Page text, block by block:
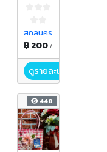
สกลนคร
฿ 200/
ดูรายละเอียด
448